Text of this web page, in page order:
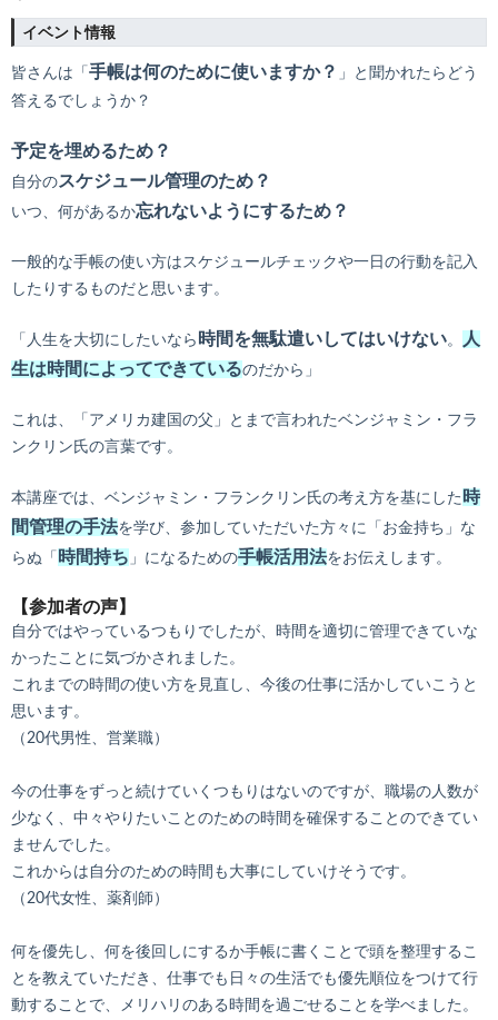
イベント情報
皆さんは「 手帳は何のために使いますか？ 」と聞かれたらどう
答えるでしょうか？
予定を埋めるため？
自分のスケジュール管理のため？
いつ、何があるか忘れないようにするため？
一般的な手帳の使い方はスケジュールチェックや一日の行動を記入
したりするものだと思います。
「人生を大切にしたいなら 時間を無駄遣いしてはいけない。
人
生は時間によってできているのだから」
これは、「アメリカ建国の父」とまで言われたベンジャミン・フラ
ンクリン氏の言葉です。
本講座では、ベンジャミン・フランクリン氏の考え方を基にした 時
間管理の手法を学び、参加していただいた方々に「お金持ち」な
らぬ「 時間持ち 」になるための手帳活用法をお伝えします。
【参加者の声】
自分ではやっているつもりでしたが、時間を適切に管理できていな
かったことに気づかされました。
これまでの時間の使い方を見直し、今後の仕事に活かしていこうと
思います。
（20代男性、営業職）
今の仕事をずっと続けていくつもりはないのですが、職場の人数が
少なく、中々やりたいことのための時間を確保することのできてい
ませんでした。
これからは自分のための時間も大事にしていけそうです。
（20代女性、薬剤師）
何を優先し、何を後回しにするか手帳に書くことで頭を整理するこ
とを教えていただき、仕事でも日々の生活でも優先順位をつけて行
動することで、メリハリのある時間を過ごせることを学べました。